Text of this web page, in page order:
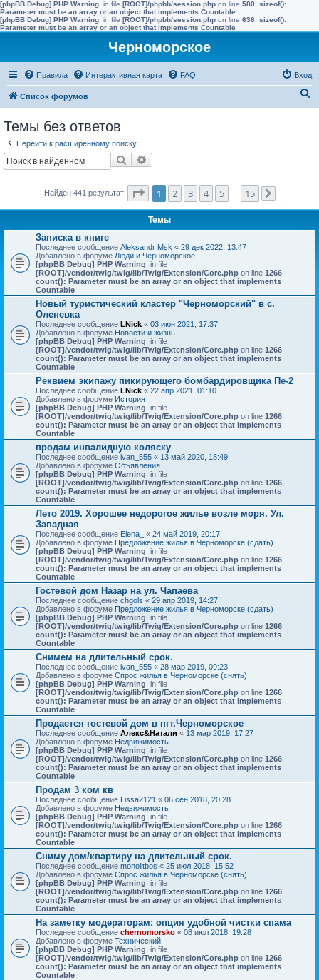
[phpBB Debug] PHP Warning: in file [ROOT]/phpbb/session.php on line 580: sizeof():
Parameter must be an array or an object that implements Countable
[phpBB Debug] PHP Warning: in file [ROOT]/phpbb/session.php on line 636: sizeof():
Parameter must be an array or an object that implements Countable
Черноморское
Правила Интерактивная карта FAQ Вход
Список форумов
Темы без ответов
Перейти к расширенному поиску
Поиск
Найден 441 результат Страница1 из
1 2 3 4 5 15
Темы
Записка в книге
Последнее сообщение Aleksandr Msk « 29 дек 2022, 13:47
Добавлено в форуме Люди и Черноморское
[phpBB Debug] PHP Warning: in file
[ROOT]/vendor/twig/twig/lib/Twig/Extension/Core.php on line 1266:
count(): Parameter must be an array or an object that implements
Countable
Новый туристический кластер "Черноморский" в с.
Оленевка
Последнее сообщение LNick « 03 июн 2021, 17:37
Добавлено в форуме Новости и жизнь
[phpBB Debug] PHP Warning: in file
[ROOT]/vendor/twig/twig/lib/Twig/Extension/Core.php on line 1266:
count(): Parameter must be an array or an object that implements
Countable
Реквием экипажу пикирующего бомбардировщика Пе-2
Последнее сообщение LNick « 22 апр 2021, 01:10
Добавлено в форуме История
[phpBB Debug] PHP Warning: in file
[ROOT]/vendor/twig/twig/lib/Twig/Extension/Core.php on line 1266:
count(): Parameter must be an array or an object that implements
Countable
продам инвалидную коляску
Последнее сообщение ivan_555 « 13 май 2020, 18:49
Добавлено в форуме Объявления
[phpBB Debug] PHP Warning: in file
[ROOT]/vendor/twig/twig/lib/Twig/Extension/Core.php on line 1266:
count(): Parameter must be an array or an object that implements
Countable
Лето 2019. Хорошее недорогое жилье возле моря. Ул.
Западная
Последнее сообщение Elena_ « 24 май 2019, 20:17
Добавлено в форуме Предложение жилья в Черноморске (сдать)
[phpBB Debug] PHP Warning: in file
[ROOT]/vendor/twig/twig/lib/Twig/Extension/Core.php on line 1266:
count(): Parameter must be an array or an object that implements
Countable
Гостевой дом Назар на ул. Чапаева
Последнее сообщение chgols « 29 апр 2019, 14:27
Добавлено в форуме Предложение жилья в Черноморске (сдать)
[phpBB Debug] PHP Warning: in file
[ROOT]/vendor/twig/twig/lib/Twig/Extension/Core.php on line 1266:
count(): Parameter must be an array or an object that implements
Countable
Снимем на длительный срок.
Последнее сообщение ivan_555 « 28 мар 2019, 09:23
Добавлено в форуме Спрос жилья в Черноморске (снять)
[phpBB Debug] PHP Warning: in file
[ROOT]/vendor/twig/twig/lib/Twig/Extension/Core.php on line 1266:
count(): Parameter must be an array or an object that implements
Countable
Продается гостевой дом в пгт.Черноморское
Последнее сообщение Алекс&Натали « 13 мар 2019, 17:27
Добавлено в форуме Недвижимость
[phpBB Debug] PHP Warning: in file
[ROOT]/vendor/twig/twig/lib/Twig/Extension/Core.php on line 1266:
count(): Parameter must be an array or an object that implements
Countable
Продам 3 ком кв
Последнее сообщение Lissa2121 « 06 сен 2018, 20:28
Добавлено в форуме Недвижимость
[phpBB Debug] PHP Warning: in file
[ROOT]/vendor/twig/twig/lib/Twig/Extension/Core.php on line 1266:
count(): Parameter must be an array or an object that implements
Countable
Сниму дом/квартиру на длительный срок.
Последнее сообщение monolitbos « 25 июл 2018, 15:52
Добавлено в форуме Спрос жилья в Черноморске (снять)
[phpBB Debug] PHP Warning: in file
[ROOT]/vendor/twig/twig/lib/Twig/Extension/Core.php on line 1266:
count(): Parameter must be an array or an object that implements
Countable
На заметку модераторам: опция удобной чистки спама
Последнее сообщение chernomorsko « 08 июл 2018, 19:28
Добавлено в форуме Технический
[phpBB Debug] PHP Warning: in file
[ROOT]/vendor/twig/twig/lib/Twig/Extension/Core.php on line 1266:
count(): Parameter must be an array or an object that implements
Countable